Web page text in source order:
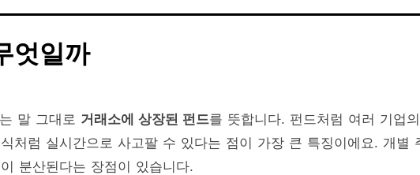
엇일까
말 그대로 거래소에 상장된 펀드를 뜻합니다. 펀드처럼 여러 기업의
처럼 실시간으로 사고팔 수 있다는 점이 가장 큰 특징이에요. 개별
분산된다는 장점이 있습니다.